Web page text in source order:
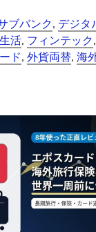
用
】
R
・
c
k
et
ブバンク, デジタ
活, フィンテック,
ド, 外貨両替, 海